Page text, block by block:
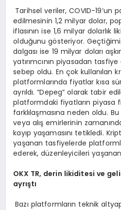
Tarihsel veriler, COVID-19’un
edilmesinin 1,2 milyar dolar,
iflasının ise 1,6 milyar dolarlık
olduğunu gösteriyor.
dalgası ise 19 milyar doları
yatırımcının piyasadan
sebep oldu. En çok kullanılan
platformlarında fiyatlar kısa
ayrıldı. “Depeg” olarak tabir
platformdaki fiyatların piyasa
farklılaşmasına neden oldu. Bu
veya alış emirlerinin
kayıp yaşamasını tetikledi.
yaşanan tasfiyelerde
ederek, düzenleyicileri
OKX TR, derin likiditesi ve
ayrıştı
Bazı platformların teknik